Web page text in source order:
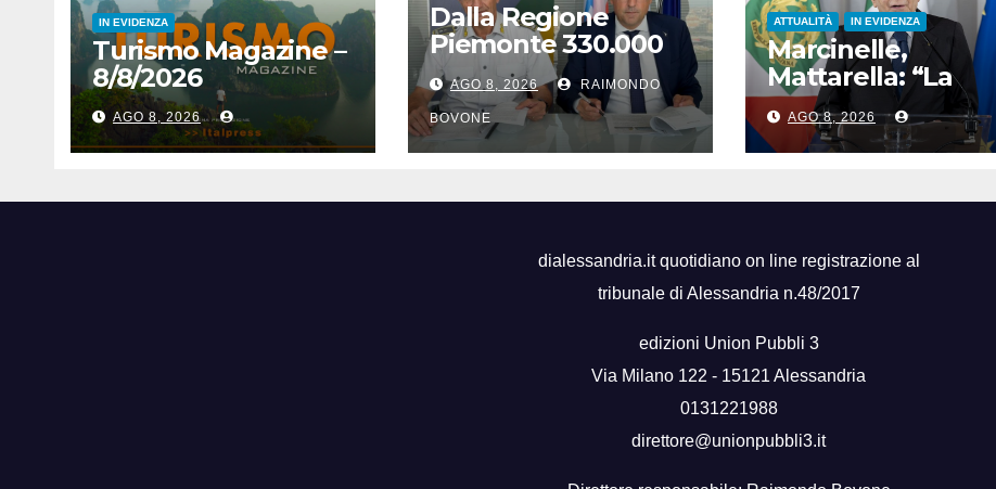
IN EVIDENZA
Turismo Magazine –
8/8/2026
AGO 8, 2026
Dalla Regione
Piemonte 330.000
euro per le caserme
della Guardia di
Finanza
AGO 8, 2026 RAIMONDO
BOVONE
ATTUALITÀ IN EVIDENZA
Marcinelle,
Mattarella: “La
gestione dei flussi
migratori rispetti la
dignità delle
AGO 8, 2026
dialessandria.it quotidiano on line registrazione al
tribunale di Alessandria n.48/2017
edizioni Union Pubbli 3
Via Milano 122 - 15121 Alessandria
0131221988
direttore@unionpubbli3.it